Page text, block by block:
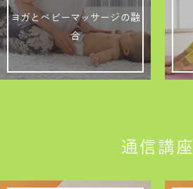
ヨガとベビーマッサージの融
合
通信講座